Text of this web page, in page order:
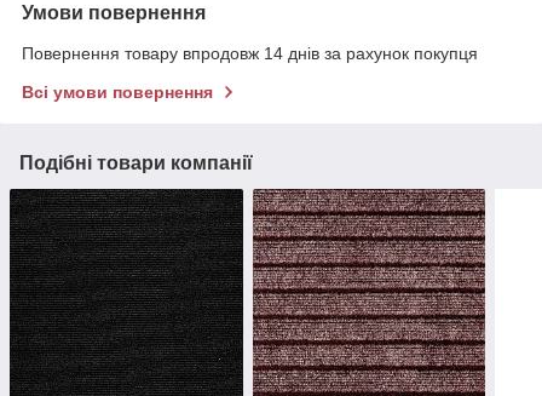
Умови повернення
Повернення товару впродовж 14 днів за рахунок покупця
Всі умови повернення
Подібні товари компанії